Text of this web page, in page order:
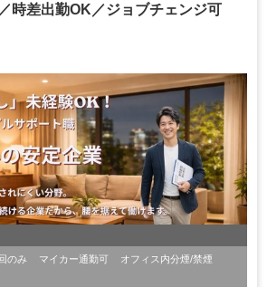
時差出勤OK／ジョブチェンジ可
のみ マイカー通勤可
オフィス内分煙/禁煙